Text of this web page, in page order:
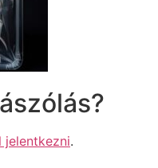
jelentkezni.